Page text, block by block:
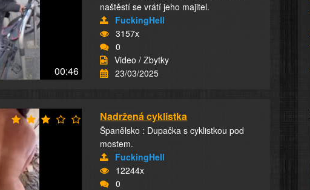
00:46
naštěstí se vrátí jeho majitel.
FuckingHell
3157x
0
Video / Zbytky
23/03/2025
Nadržená cyklistka
Španělsko : Dupačka s cyklistkou pod
mostem.
FuckingHell
12244x
0